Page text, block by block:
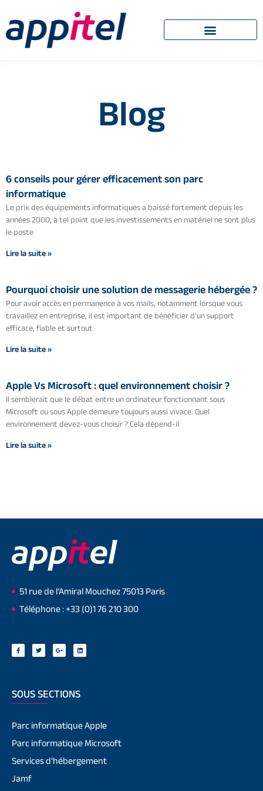
Blog
6 conseils pour gérer efficacement son parc
informatique
Le prix des équipements informatiques a baissé fortement depuis les
années 2000, à tel point que les investissements en matériel ne sont plus
le poste
Lire la suite »
Pourquoi choisir une solution de messagerie hébergée ?
Pour avoir accès en permanence à vos mails, notamment lorsque vous
travaillez en entreprise, il est important de bénéficier d’un support
efficace, fiable et surtout
Lire la suite »
Apple Vs Microsoft : quel environnement choisir ?
Il semblerait que le débat entre un ordinateur fonctionnant sous
Microsoft ou sous Apple demeure toujours aussi vivace. Quel
environnement devez-vous choisir ? Cela dépend-il
Lire la suite »
51 rue de l’Amiral Mouchez 75013 Paris
Téléphone : +33 (0)1 76 210 300
SOUS SECTIONS
Parc informatique Apple
Parc informatique Microsoft
Services d’hébergement
Jamf